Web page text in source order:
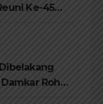
Ke-45
Rohil